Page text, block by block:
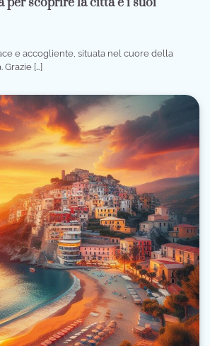
e accogliente, situata nel cuore della
Grazie […]